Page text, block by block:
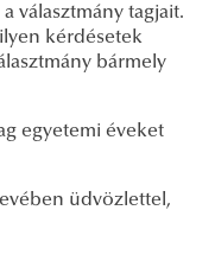
választmány tagjait.
kérdésetek
bármely
egyetemi éveket
üdvözlettel,